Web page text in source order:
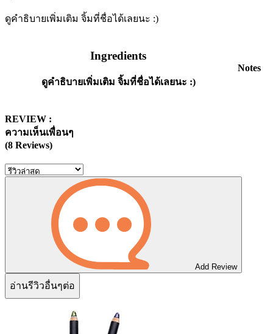
ดูคำธิบายเพิ่มเติม จิ้มที่ชื่อได้เลยนะ :)
Ingredients
ดูคำธิบายเพิ่มเติม จิ้มที่ชื่อได้เลยนะ :)
Notes
REVIEW :
ความเห็นเพื่อนๆ
(8 Reviews)
Add Review
อ่านรีวิวอื่นๆต่อ